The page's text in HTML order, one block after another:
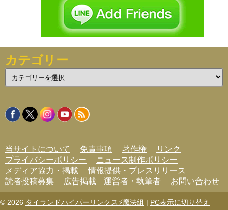
カテゴリー
テ
リ
ー
当サイトについて 免責事項 著作権
リンク
プライバシーポリシー
ニュース制作ポリシー
メディア協力・掲載
情報提供・プレスリリース
読者投稿募集
広告掲載 運営者・執筆者 お問い合わせ
© 2026 タイランドハイパーリンクス⚡魔法組 | PC表示に切り替え